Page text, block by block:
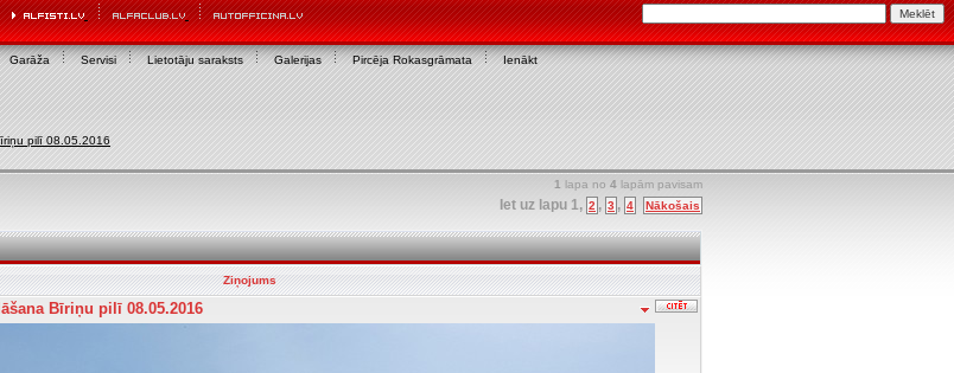
Garāža Servisi Lietotāju saraksts Galerijas Pircēja Rokasgrāmata Ienākt
pilī 08.05.2016
1 lapa no 4 lapām pavisam
Iet uz lapu 1, 2 , 3 , 4 Nākošais
Ziņojums
Bīriņu pilī 08.05.2016